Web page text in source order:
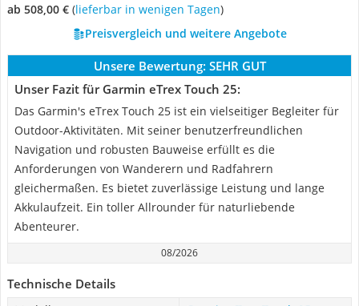
ab 508,00 € ( Lieferbar in wenigen Tagen)
Preisvergleich und weitere Angebote
Unsere Bewertung: SEHR GUT
Unser Fazit für Garmin eTrex Touch 25:
Das Garmin's eTrex Touch 25 ist ein vielseitiger Begleiter für
Outdoor-Aktivitäten. Mit seiner benutzerfreundlichen
Navigation und robusten Bauweise erfüllt es die
Anforderungen von Wanderern und Radfahrern
gleichermaßen. Es bietet zuverlässige Leistung und lange
Akkulaufzeit. Ein toller Allrounder für naturliebende
Abenteurer.
08/2026
Technische Details